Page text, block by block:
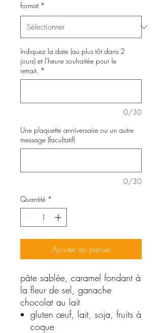
format *
Indiquez la date (au plus tôt dans 2
jours) et l'heure souhaitée pour le
retrait. *
0/30
Une plaquette anniversaire ou un autre
message (facultatif)
0/30
Quantité *
Ajouter au panier
pâte sablée, caramel fondant à
la fleur de sel, ganache
chocolat au lait
gluten œuf, lait, soja, fruits à
coque